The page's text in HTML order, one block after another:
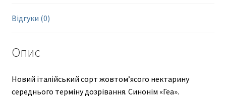
Відгуки (0)
Опис
Новий італійський сорт жовтом’ясого нектарину
середнього терміну дозрівання. Синонім «Геа».